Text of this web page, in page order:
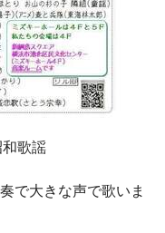
歌謡
で大きな声で歌いま